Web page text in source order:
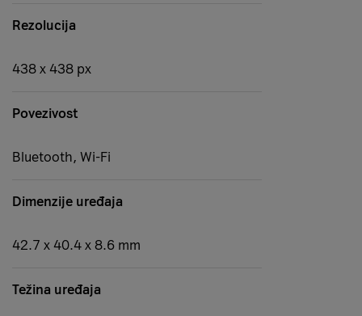
Rezolucija
438 x 438 px
Povezivost
Bluetooth, Wi-Fi
Dimenzije uređaja
42.7 x 40.4 x 8.6 mm
Težina uređaja